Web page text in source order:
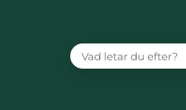
VAD LETAR DU EFTER?